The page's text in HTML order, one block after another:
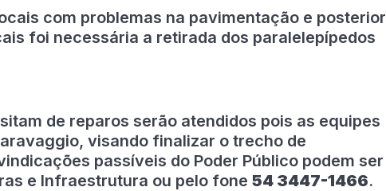
com problemas na pavimentação e posterior
foi necessária a retirada dos paralelepípedos
de reparos serão atendidos pois as equipes
visando finalizar o trecho de
passíveis do Poder Público podem ser
e Infraestrutura ou pelo fone 54 3447-1466.